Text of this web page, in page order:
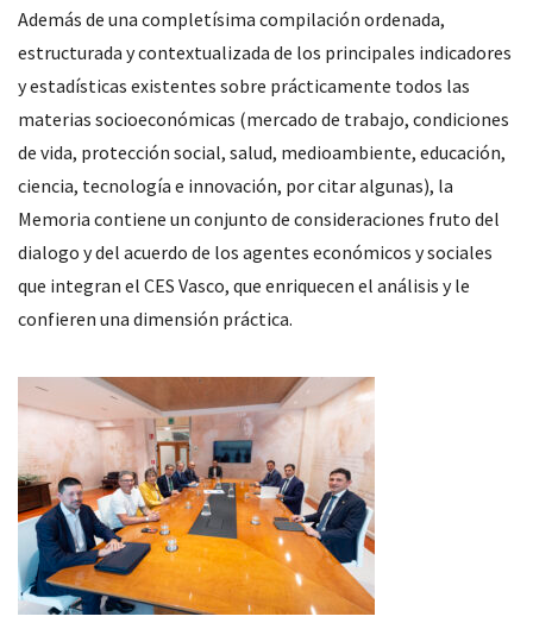
Además de una completísima compilación ordenada,
estructurada y contextualizada de los principales indicadores
y estadísticas existentes sobre prácticamente todos las
materias socioeconómicas (mercado de trabajo, condiciones
de vida, protección social, salud, medioambiente, educación,
ciencia, tecnología e innovación, por citar algunas), la
Memoria contiene un conjunto de consideraciones fruto del
dialogo y del acuerdo de los agentes económicos y sociales
que integran el CES Vasco, que enriquecen el análisis y le
confieren una dimensión práctica.